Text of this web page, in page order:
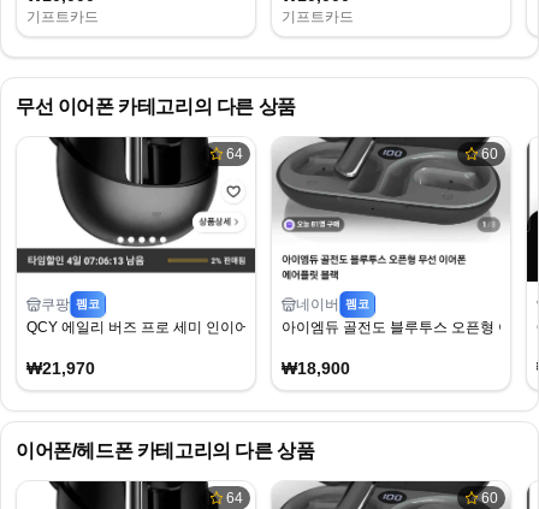
기프트카드 기프트카드
무선 이어폰카테고리의 다른 상품
64
쿠팡 펨코
QCY 에일리 버즈 프로 세미 인이어 ANC 블루투스 이어폰
₩21,970
60
네이버 펨코
아이엠듀 골전도 블루투스 오픈형 이어
₩18,900
이어폰/헤드폰카테고리의 다른 상품
64 60